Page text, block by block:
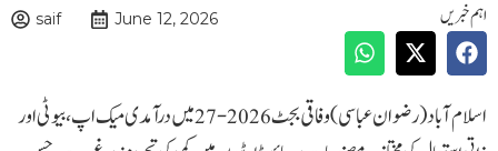
اہم خبریں saif June 12, 2026
اسلام آباد(رضوان عباسی )وفاقی بجٹ 2026-27 میں درآمدی میک اپ، بیوٹی اور